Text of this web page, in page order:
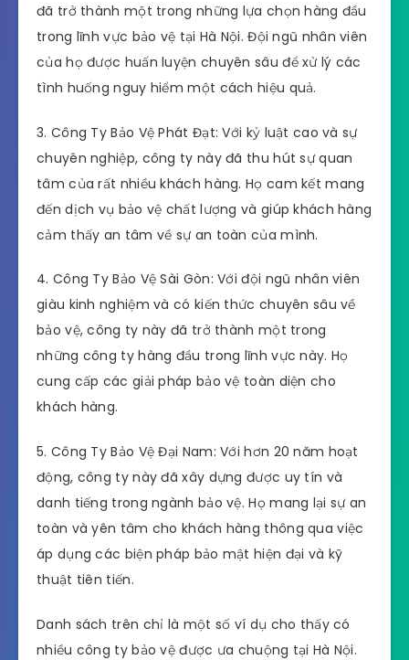
đã trở thành một trong những lựa chọn hàng đầu
trong lĩnh vực bảo vệ tại Hà Nội. Đội ngũ nhân viên
của họ được huấn luyện chuyên sâu để xử lý các
tình huống nguy hiểm một cách hiệu quả.
3. Công Ty Bảo Vệ Phát Đạt: Với kỷ luật cao và sự
chuyên nghiệp, công ty này đã thu hút sự quan
tâm của rất nhiều khách hàng. Họ cam kết mang
đến dịch vụ bảo vệ chất lượng và giúp khách hàng
cảm thấy an tâm về sự an toàn của mình.
4. Công Ty Bảo Vệ Sài Gòn: Với đội ngũ nhân viên
giàu kinh nghiệm và có kiến thức chuyên sâu về
bảo vệ, công ty này đã trở thành một trong
những công ty hàng đầu trong lĩnh vực này. Họ
cung cấp các giải pháp bảo vệ toàn diện cho
khách hàng.
5. Công Ty Bảo Vệ Đại Nam: Với hơn 20 năm hoạt
động, công ty này đã xây dựng được uy tín và
danh tiếng trong ngành bảo vệ. Họ mang lại sự an
toàn và yên tâm cho khách hàng thông qua việc
áp dụng các biện pháp bảo mật hiện đại và kỹ
thuật tiên tiến.
Danh sách trên chỉ là một số ví dụ cho thấy có
nhiều công ty bảo vệ được ưa chuộng tại Hà Nội.